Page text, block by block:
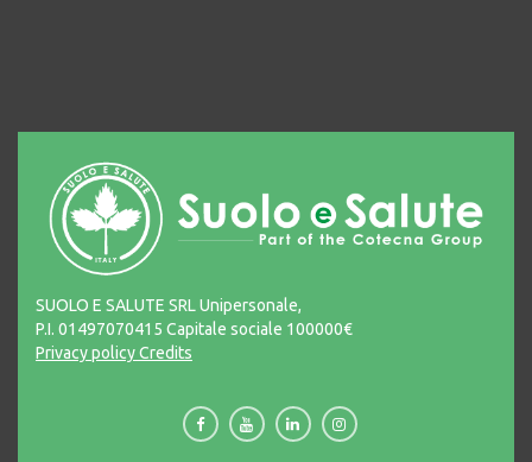
SUOLO E SALUTE SRL Unipersonale,
P.I. 01497070415 Capitale sociale 100000€
Privacy policyCredits